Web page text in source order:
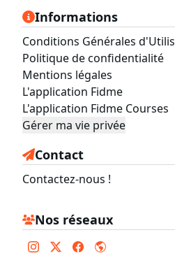
Informations
Conditions Générales
Politique de confidentialité
Mentions légales
L'application Fidme
L'application Fidme Courses
Gérer ma vie privée
Contact
Contactez-nous !
Nos réseaux